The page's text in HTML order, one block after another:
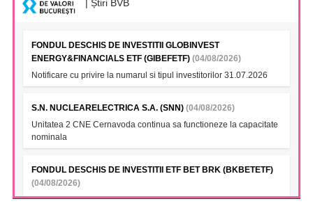
| Știri BVB
FONDUL DESCHIS DE INVESTITII GLOBINVEST
ENERGY&FINANCIALS ETF (GIBEFETF) (04/08/2026)
Notificare cu privire la numarul si tipul investitorilor 31.07.2026
S.N. NUCLEARELECTRICA S.A. (SNN) (04/08/2026)
Unitatea 2 CNE Cernavoda continua sa functioneze la capacitate
nominala
FONDUL DESCHIS DE INVESTITII ETF BET BRK (BKBETETF)
(04/08/2026)
Numarul si tipul investitorilor 31.07.2026